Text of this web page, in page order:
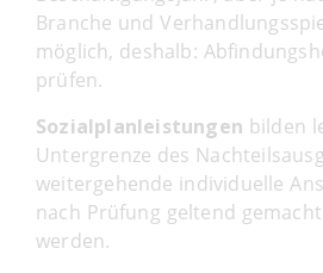
Branche und
möglich, deshalb:
prüfen.
Sozialplanleistungen bilden
Untergrenze des
weitergehende individuelle
nach Prüfung geltend
werden.